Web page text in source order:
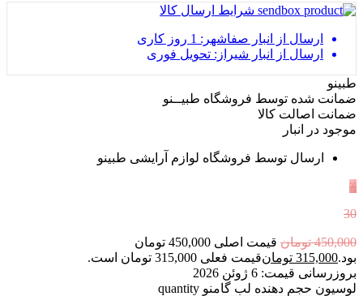
شرایط ارسال کالا
ارسال از انبار صفاشهر: 1 روز کاری
ارسال از انبار شیراز: تحویل فوری
طبینو
ضمانت شده توسط فروشگاه طبیــنو
ضمانت اصالت کالا
موجود در انبار
ارسال توسط فروشگاه لوازم آرایشی طبینو
٪
30
450,000 تومان
قیمت اصلی 450,000 تومان
بود.315,000 تومانقیمت فعلی 315,000 تومان است.
بروزرسانی قیمت: 6 ژوئن 2026
لوسیون حجم دهنده لب گامنو quantity